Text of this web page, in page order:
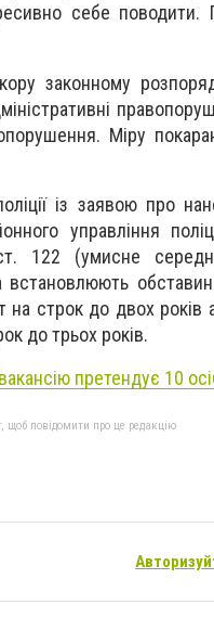
себе поводити.
законному
Міру
із заявою про
управління
122 (умисне
на строк до двох
до трьох років.
претендує 10
щоб повідомити про це редакцію